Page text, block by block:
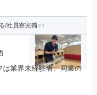
/社員寮完備
業界未経験者、同業の